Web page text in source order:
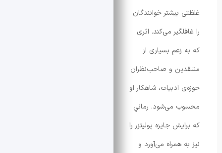
خوانندگان
می‌کند. اثری
بسیاری از
و صاحب‌نظران
شاهکار او
می‌شود. رماني
جایزه پولیتزر را
می‌آورد و